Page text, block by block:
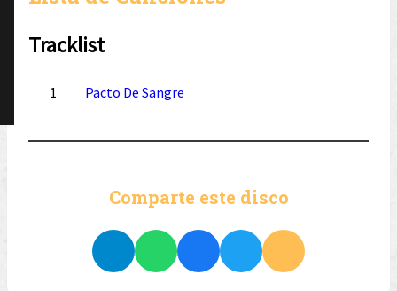
Tracklist
1 Pacto De Sangre
Comparte este disco